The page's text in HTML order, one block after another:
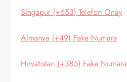
Singapur (+653) Telefon Onay
Almanya (+49) Fake Numara
Hırvatistan (+385) Fake Numara